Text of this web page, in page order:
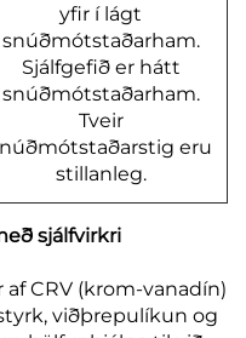
yfir í lágt
snúðmótstaðarham.
Sjálfgefið er hátt
snúðmótstaðarham.
Tveir
eru
stillanleg.
sjálfvirkri
CRV (krom-vanadín)
viðþrepulíkun og